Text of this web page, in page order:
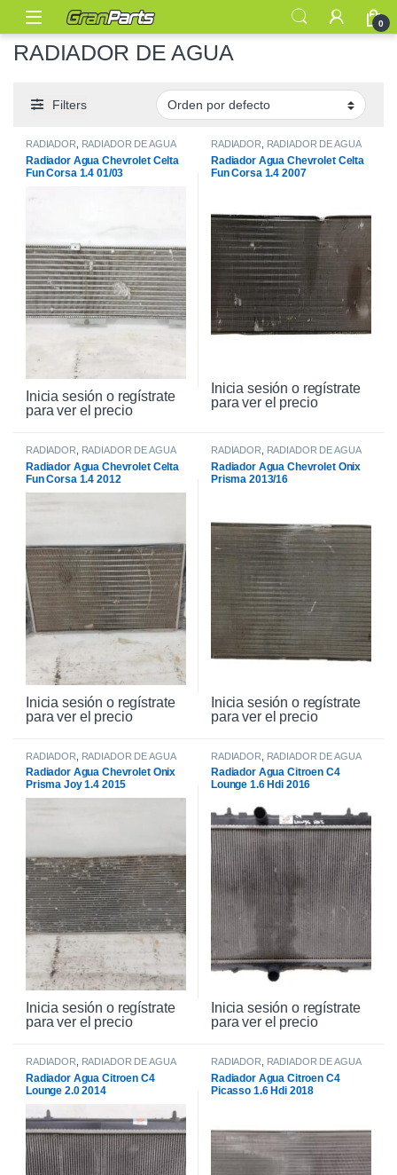
0
RADIADOR DE AGUA
Filters
RADIADOR RADIADOR DE AGUA
Radiador Agua Chevrolet Celta
Fun Corsa 1.4 01/03
Inicia sesión o regístrate
para ver el precio
RADIADOR RADIADOR DE AGUA
Radiador Agua Chevrolet Celta
Fun Corsa 1.4 2007
Inicia sesión o regístrate
para ver el precio
RADIADOR RADIADOR DE AGUA
Radiador Agua Chevrolet Celta
Fun Corsa 1.4 2012
Inicia sesión o regístrate
para ver el precio
RADIADOR RADIADOR DE AGUA
Radiador Agua Chevrolet Onix
Prisma 2013/16
Inicia sesión o regístrate
para ver el precio
RADIADOR RADIADOR DE AGUA
Radiador Agua Chevrolet Onix
Prisma Joy 1.4 2015
Inicia sesión o regístrate
para ver el precio
RADIADOR RADIADOR DE AGUA
Radiador Agua Citroen C4
Lounge 1.6 Hdi 2016
Inicia sesión o regístrate
para ver el precio
RADIADOR RADIADOR DE AGUA
Radiador Agua Citroen C4
Lounge 2.0 2014
RADIADOR RADIADOR DE AGUA
Radiador Agua Citroen C4
Picasso 1.6 Hdi 2018